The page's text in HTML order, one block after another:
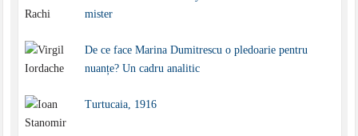
mister
De ce face Marina Dumitrescu o pledoarie pentru
nuanțe? Un cadru analitic
Turtucaia, 1916